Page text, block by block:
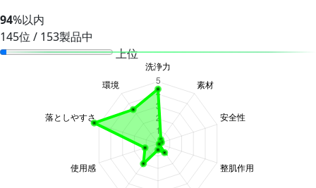
94%以内
145位 / 153製品中
上位